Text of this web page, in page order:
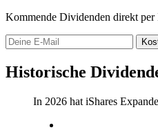
Kommende Dividenden direkt per
Historische
In 2026 hat iShares